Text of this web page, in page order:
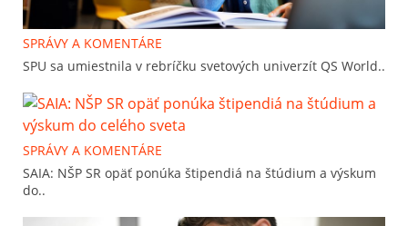
SPRÁVY A KOMENTÁRE
SPU sa umiestnila v rebríčku svetových univerzít QS World..
SPRÁVY A KOMENTÁRE
SAIA: NŠP SR opäť ponúka štipendiá na štúdium a výskum
do..